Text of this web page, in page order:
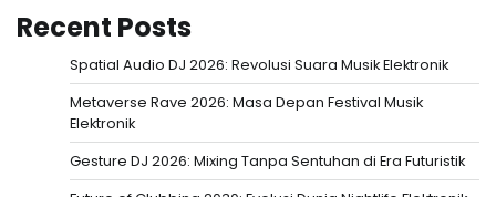
Recent Posts
Spatial Audio DJ 2026: Revolusi Suara Musik Elektronik
Metaverse Rave 2026: Masa Depan Festival Musik
Elektronik
Gesture DJ 2026: Mixing Tanpa Sentuhan di Era Futuristik